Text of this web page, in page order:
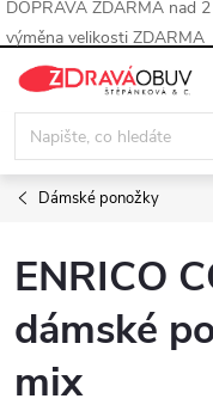
DOPRAVA ZDARMA nad
výměna velikosti ZDARMA
Přejít
obsah
Dámské ponožky
ENRICO
dámské
mix